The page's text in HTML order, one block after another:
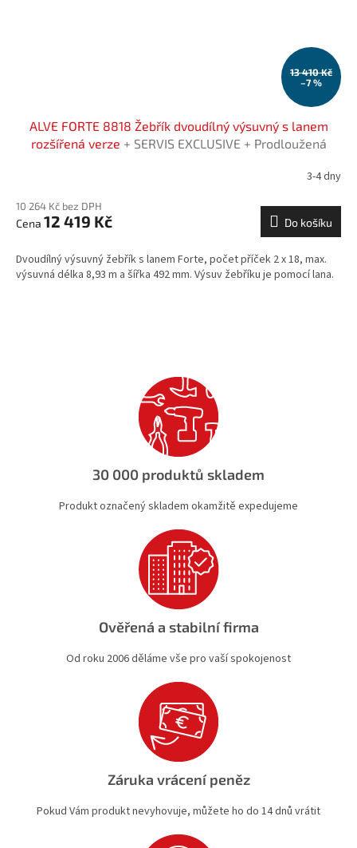
13 410 Kč
–7 %
ALVE FORTE 8818 Žebřík dvoudílný výsuvný s lanem
rozšířená verze + SERVIS EXCLUSIVE + Prodloužená
3-4 dny
10 264 Kč bez DPH
12 419 Kč Do košíku
Dvoudílný výsuvný žebřík s lanem Forte, počet příček 2 x 18, max.
výsuvná délka 8,93 m a šířka 492 mm. Výsuv žebříku je pomocí lana.
30 000 produktů skladem
Produkt označený skladem okamžitě expedujeme
Ověřená a stabilní firma
Od roku 2006 děláme vše pro vaší spokojenost
Záruka vrácení peněz
Pokud Vám produkt nevyhovuje, můžete ho do 14 dnů vrátit